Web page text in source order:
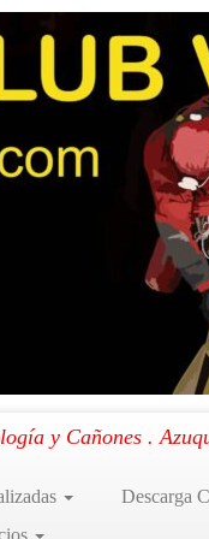
y Cañones .
Descarga